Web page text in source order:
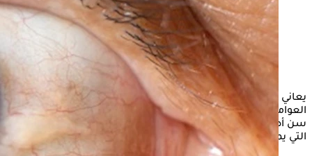
يعاني بعض الأشخاص من إعتام عدسة العين، حيث يمكن لبعض
العوامل الوراثية والبيئية أن تزيد من خطر إصابتك بها خاصة في
سن أصغر ، ورغم ذلك هناك بعض التغييرات الغذائية ونمط الحياة
التي يمكنك القيام بها لتقليل من مخاطر الإصابة بها.